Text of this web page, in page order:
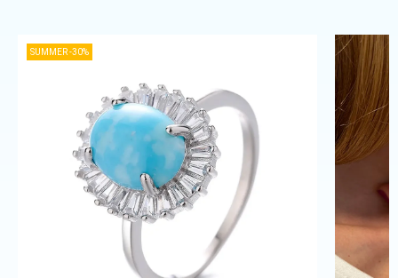
SUMMER -30%